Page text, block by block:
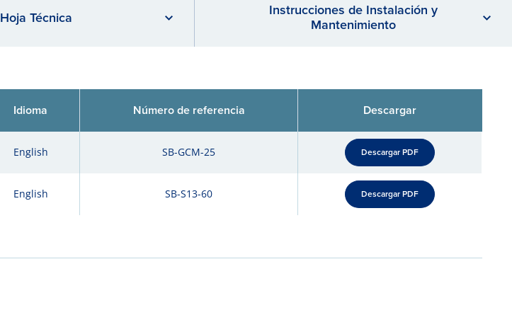
Hoja Técnica
Instrucciones de Instalación y
Mantenimiento
Idioma Número de referencia Descargar
English SB-GCM-25 Descargar PDF
English SB-S13-60 Descargar PDF